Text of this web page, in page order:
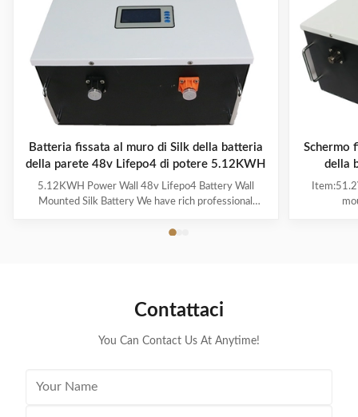
Batteria fissata al muro di Silk della batteria
della parete 48v Lifepo4 di potere 5.12KWH
5.12KWH Power Wall 48v Lifepo4 Battery Wall
Mounted Silk Battery We have rich professional
fields. In the field of energy storage, we are
100AH lifepo4 battery module, Wall mountable,
Schermo
della
Contattaci
You Can Contact Us At Anytime!